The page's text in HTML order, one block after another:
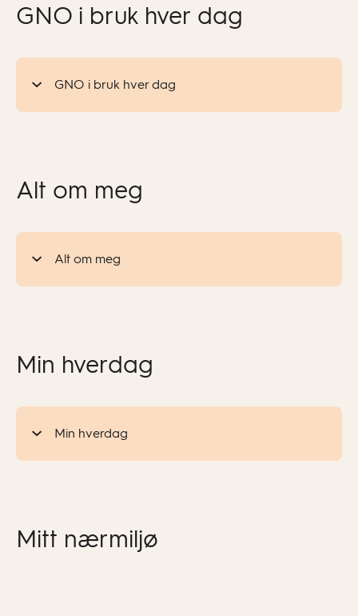
GNO i bruk hver dag
GNO i bruk hver dag
Alt om meg
Alt om meg
Min hverdag
Min hverdag
Mitt nærmiljø